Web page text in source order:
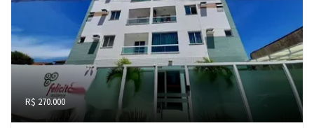
R$ 270.000